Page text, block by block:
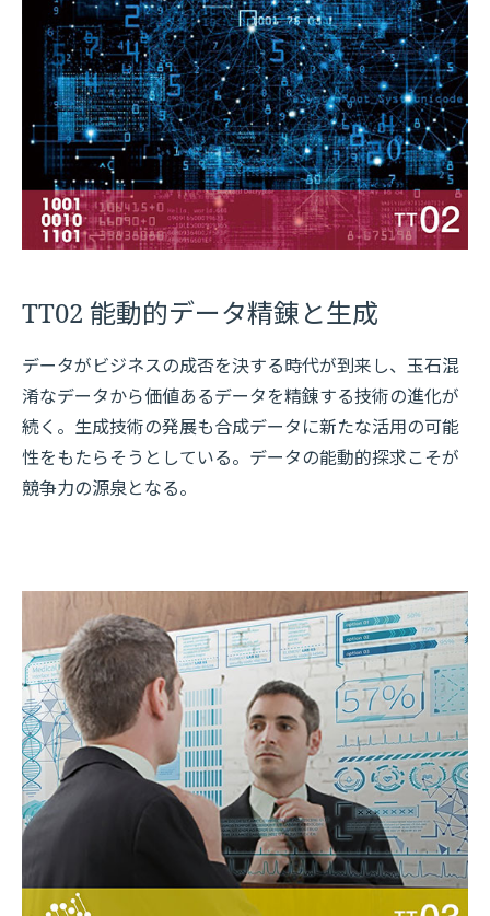
TT02 能動的データ精錬と生成
データがビジネスの成否を決する時代が到来し、玉石混
淆なデータから価値あるデータを精錬する技術の進化が
続く。生成技術の発展も合成データに新たな活用の可能
性をもたらそうとしている。データの能動的探求こそが
競争力の源泉となる。